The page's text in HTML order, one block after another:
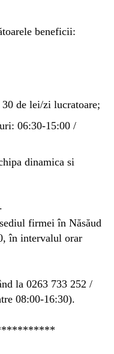
beneficii:
de lei/zi lucratoare;
06:30-15:00 /
dinamica si
firmei în Năsăud
în intervalul orar
la 0263 733 252 /
08:00-16:30).